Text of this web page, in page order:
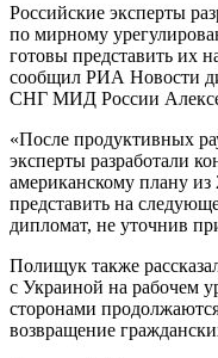
Российские эксперты
по мирному
готовы представить их
сообщил РИА Новости
СНГ МИД России
«После продуктивных
эксперты разработали
американскому плану
представить на
дипломат, не уточнив
Полищук также
с Украиной на рабочем
сторонами
возвращение